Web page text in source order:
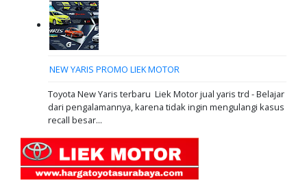
NEW YARIS PROMO LIEK MOTOR
Toyota New Yaris terbaru Liek Motor jual yaris trd - Belajar
dari pengalamannya, karena tidak ingin mengulangi kasus
recall besar...